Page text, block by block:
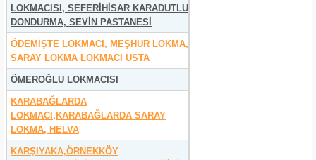
LOKMACISI, SEFERİHİSAR KARADUTLU
DONDURMA, SEVİN PASTANESİ
ÖDEMİŞTE LOKMACI, MEŞHUR LOKMA,
SARAY LOKMA LOKMACI USTA
ÖMEROĞLU LOKMACISI
KARABAĞLARDA
LOKMACI,KARABAĞLARDA SARAY
LOKMA, HELVA
KARŞIYAKA,ÖRNEKKÖY